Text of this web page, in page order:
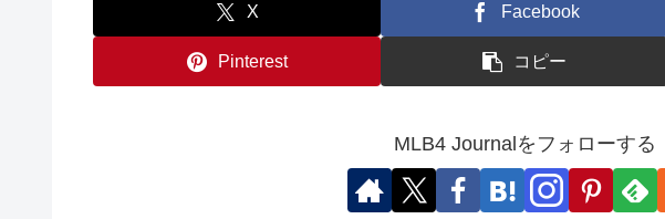
X Facebook
Pinterest コピー
MLB4 Journalをフォローする